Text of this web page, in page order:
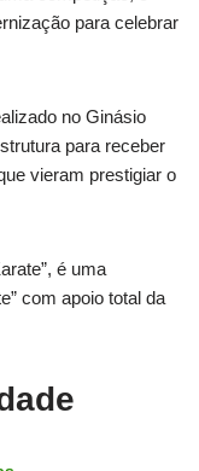
para celebrar
no Ginásio
para receber
vieram prestigiar o
é uma
com apoio total da